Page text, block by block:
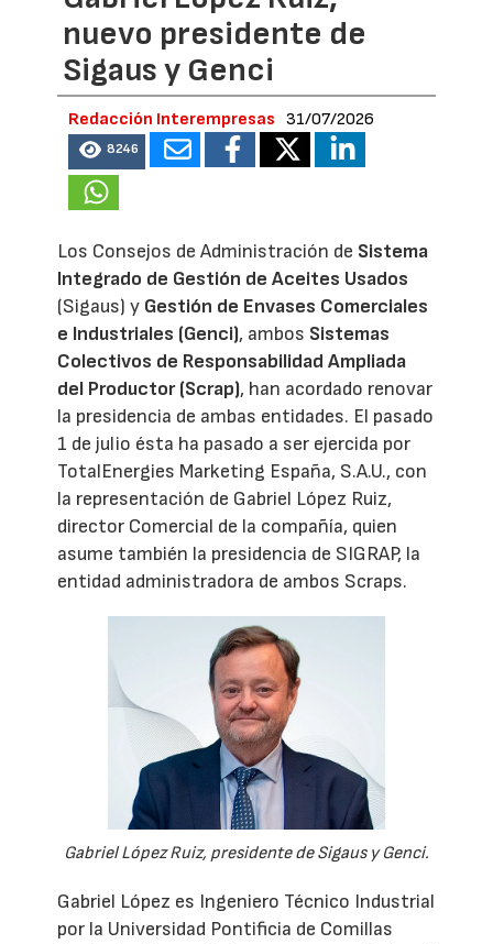
nuevo presidente de
Sigaus y Genci
Redacción Interempresas 31/07/2026
8246
Los Consejos de Administración de Sistema
Integrado de Gestión de Aceites Usados
(Sigaus) y Gestión de Envases Comerciales
e Industriales (Genci), ambos Sistemas
Colectivos de Responsabilidad Ampliada
del Productor (Scrap), han acordado renovar
la presidencia de ambas entidades. El pasado
1 de julio ésta ha pasado a ser ejercida por
TotalEnergies Marketing España, S.A.U., con
la representación de Gabriel López Ruiz,
director Comercial de la compañía, quien
asume también la presidencia de SIGRAP, la
entidad administradora de ambos Scraps.
Gabriel López Ruiz, presidente de Sigaus y Genci.
Gabriel López es Ingeniero Técnico Industrial
por la Universidad Pontificia de Comillas